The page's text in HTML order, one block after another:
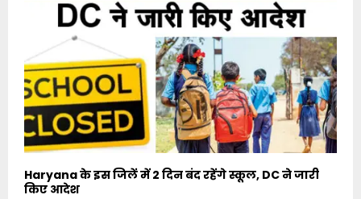
Haryana के इस जिलें में 2 दिन बंद रहेंगे स्कूल, DC ने जारी
किए आदेश